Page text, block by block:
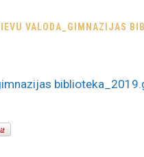
VALODA_GIMNAZIJAS